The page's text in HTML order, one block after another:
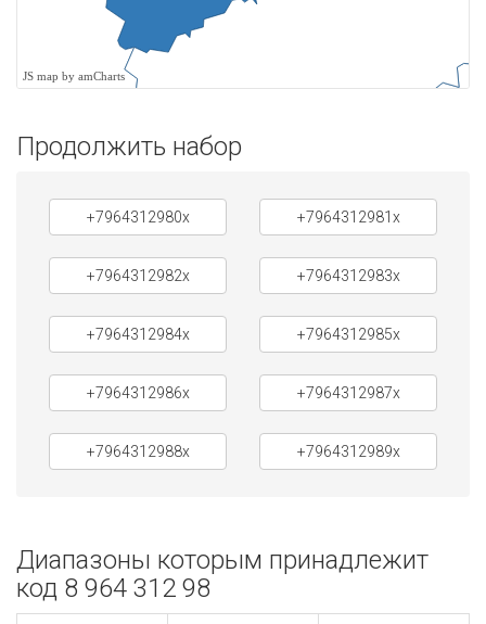
JS map by amCharts
Продолжить набор
+7964312980x +7964312981x
+7964312982x +7964312983x
+7964312984x +7964312985x
+7964312986x +7964312987x
+7964312988x +7964312989x
Диапазоны которым принадлежит
код 8 964 312 98